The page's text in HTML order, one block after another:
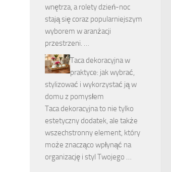
wnętrza, a rolety dzień-noc
stają się coraz popularniejszym
wyborem w aranżacji
przestrzeni. …
Taca dekoracyjna w
praktyce: jak wybrać,
stylizować i wykorzystać ją w
domu z pomysłem
Taca dekoracyjna to nie tylko
estetyczny dodatek, ale także
wszechstronny element, który
może znacząco wpłynąć na
organizację i styl Twojego …